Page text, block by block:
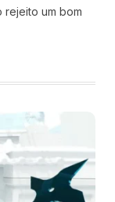
rejeito um bom